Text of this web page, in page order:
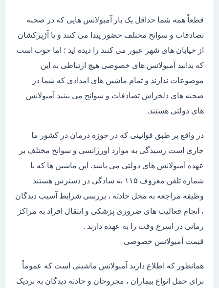
قطعاً همه شما حداقل یک بار آمبولانس هایی که در صحنه
تصادفات و سوانح مختلف حضور پیدا می کنند و یا آژیرکشان
از خیابان های شهر عبور می کنند را دیده اید ؛ اما خوب است
که بدانید آمبولانس های خصوصی هیچ ارتباطی به این
موضوعات ندارند و تمام ماشین های امدادی که شما در
صحنه های دلخراش تصادفات و سوانح می بینید آمبولانس
های دولتی هستند.
در واقع بر طبق قوانینی که در حوزه درمان در کشور ما
جاری است رسیدگی به موارد اورژانسی و سوانح مختلف بر
عهده آمبولانس های دولتی می باشد. این ماشین ها که با
شماره تلفن معروف ۱۱۵ به سادگی در دسترس هستند
وظیفه مراجعه به محل حادثه ، بررسی شرایط آسیب دیدگان
، انجام فعالیت های ضروری پزشکی و انتقال افراد به مراکز
رمانی در اسرع وقت را به عهده دارند .
قیمت آمبولانس خصوصی
همانطور که اطلاع دارید آمبولانس ماشینی است که عموماً
برای حمل انواع بیماران ، مجروحان و حادثه دیدگان به نزدیک